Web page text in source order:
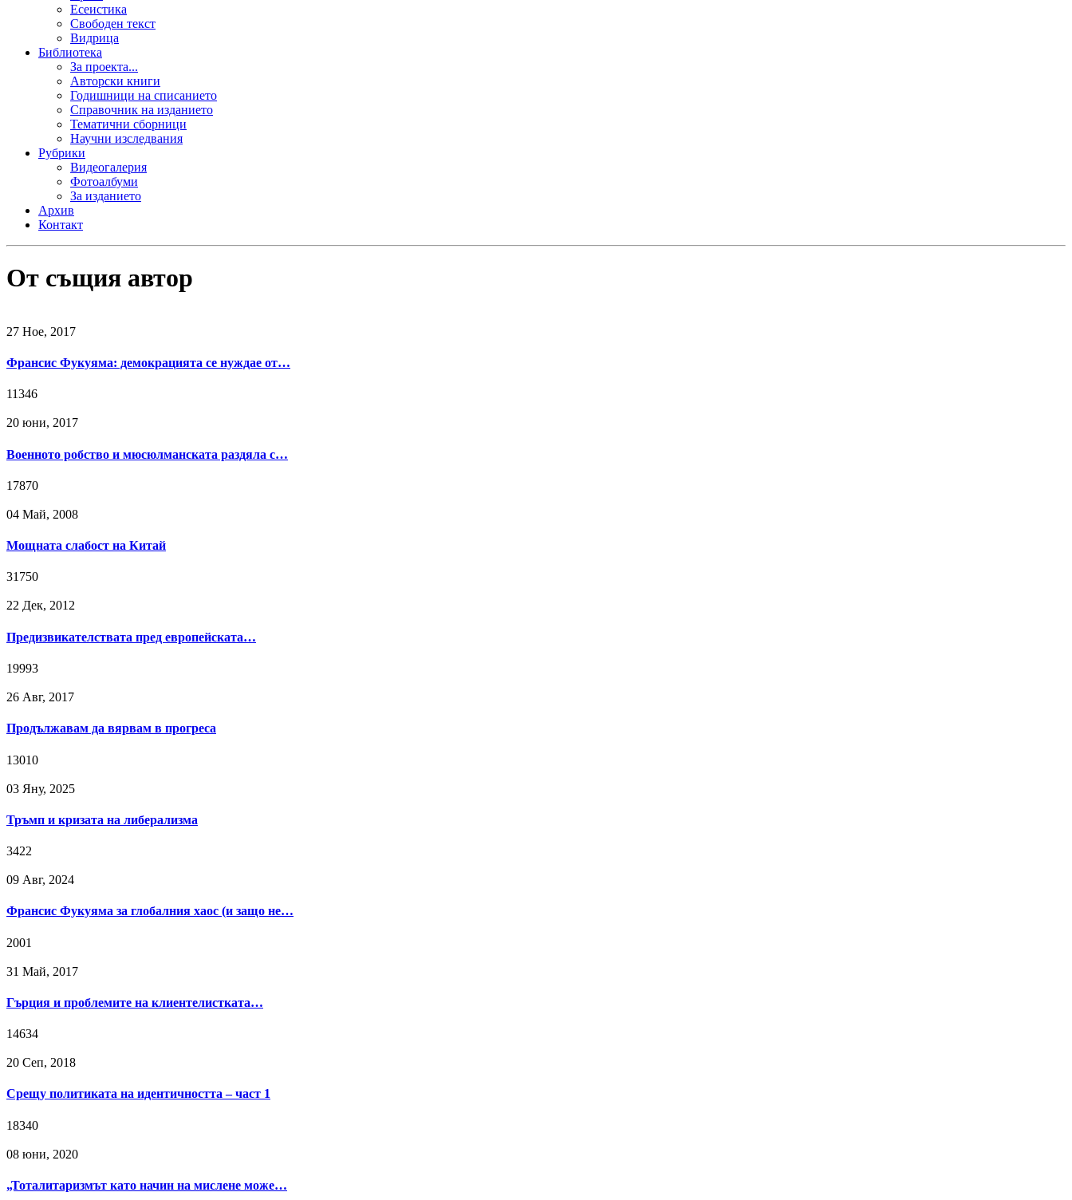
Есеистика
Свободен текст
Видрица
Библиотека
За проекта...
Авторски книги
Годишници на списанието
Справочник на изданието
Тематични сборници
Научни изследвания
Рубрики
Видеогалерия
Фотоалбуми
За изданието
Архив
Контакт
От същия автор
27 Ное, 2017
Франсис Фукуяма: демокрацията се нуждае от…
11346
20 юни, 2017
Военното робство и мюсюлманската раздяла с…
17870
04 Май, 2008
Мощната слабост на Китай
31750
22 Дек, 2012
Предизвикателствата пред европейската…
19993
26 Авг, 2017
Продължавам да вярвам в прогреса
13010
03 Яну, 2025
Тръмп и кризата на либерализма
3422
09 Авг, 2024
Франсис Фукуяма за глобалния хаос (и защо не…
2001
31 Май, 2017
Гърция и проблемите на клиентелистката…
14634
20 Сeп, 2018
Срещу политиката на идентичността – част 1
18340
08 юни, 2020
„Тоталитаризмът като начин на мислене може…